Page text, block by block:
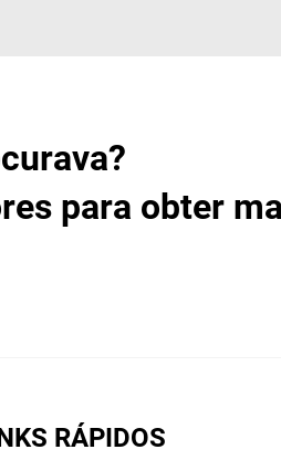
para obter
RÁPIDOS